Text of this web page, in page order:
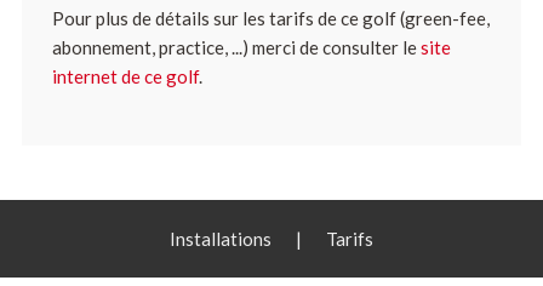
Pour plus de détails sur les tarifs de ce golf (green-fee,
abonnement, practice, ...) merci de consulter lesite
internet de ce golf.
Installations | Tarifs